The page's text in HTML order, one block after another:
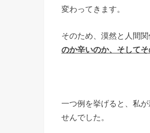
変わってきます。
そのため、漠然と人間
のか辛いのか、そして
一つ例を挙げると、私
せんでした。